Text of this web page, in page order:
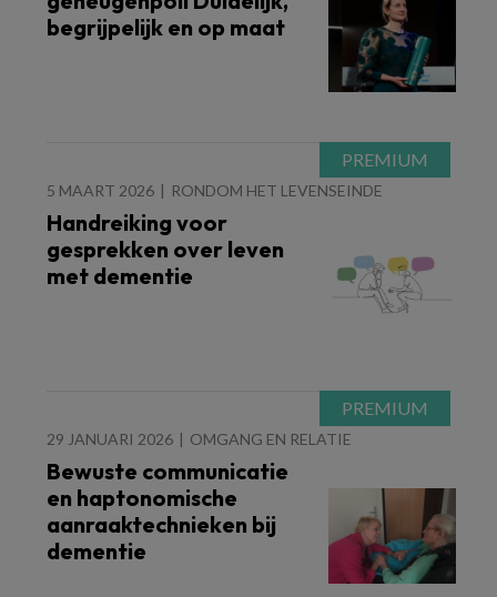
begrijpelijk en op maat
5 MAART 2026 RONDOM HET LEVENSEINDE
Handreiking voor
gesprekken over leven
met dementie
29 JANUARI 2026 OMGANG EN RELATIE
Bewuste communicatie
en haptonomische
aanraaktechnieken bij
dementie